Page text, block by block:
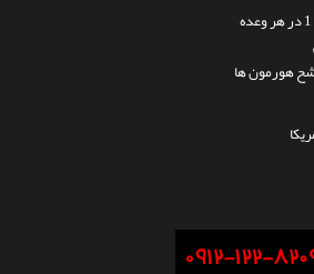
هورمون ها